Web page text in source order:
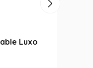
Luxo